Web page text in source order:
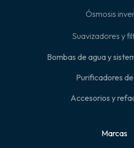
Marcas
Ósmosis
Suavizadores y
Bombas de agua y
Purificadores
Accesorios y